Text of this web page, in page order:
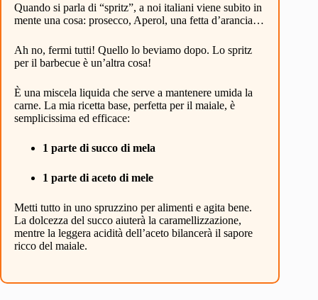
Quando si parla di “spritz”, a noi italiani viene subito in
mente una cosa: prosecco, Aperol, una fetta d’arancia…
Ah no, fermi tutti! Quello lo beviamo dopo. Lo spritz
per il barbecue è un’altra cosa!
È una miscela liquida che serve a mantenere umida la
carne. La mia ricetta base, perfetta per il maiale, è
semplicissima ed efficace:
1 parte di succo di mela
1 parte di aceto di mele
Metti tutto in uno spruzzino per alimenti e agita bene.
La dolcezza del succo aiuterà la caramellizzazione,
mentre la leggera acidità dell’aceto bilancerà il sapore
ricco del maiale.